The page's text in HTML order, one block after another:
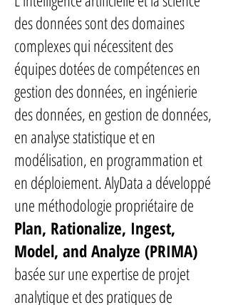
des données sont des domaines
complexes qui nécessitent des
équipes dotées de compétences en
gestion des données, en ingénierie
des données, en gestion de données,
en analyse statistique et en
modélisation, en programmation et
en déploiement. AlyData a développé
une méthodologie propriétaire de
Plan, Rationalize, Ingest,
Model, and Analyze (PRIMA)
basée sur une expertise de projet
analytique et des pratiques de